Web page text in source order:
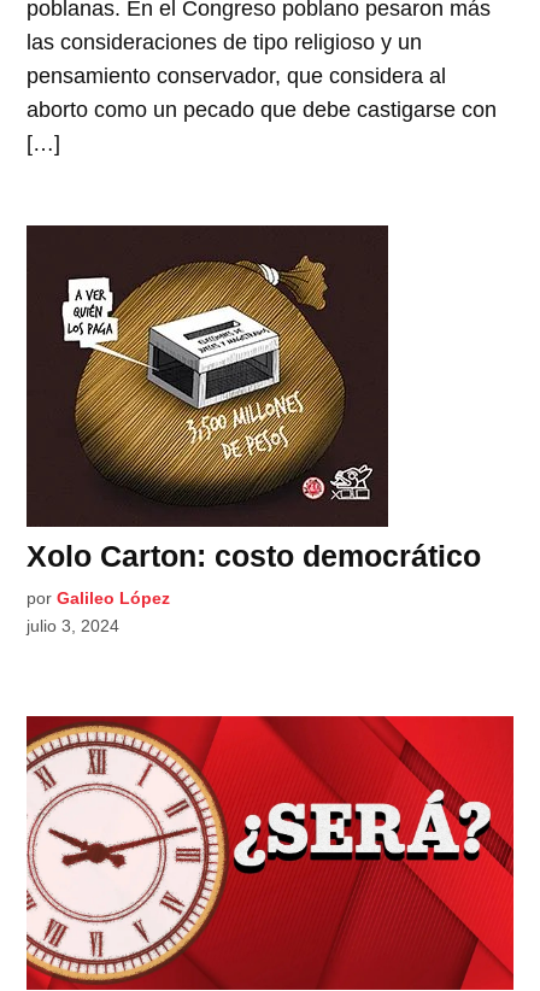
poblanas. En el Congreso poblano pesaron más
las consideraciones de tipo religioso y un
pensamiento conservador, que considera al
aborto como un pecado que debe castigarse con
[…]
Xolo Carton: costo democrático
por Galileo López
julio 3, 2024